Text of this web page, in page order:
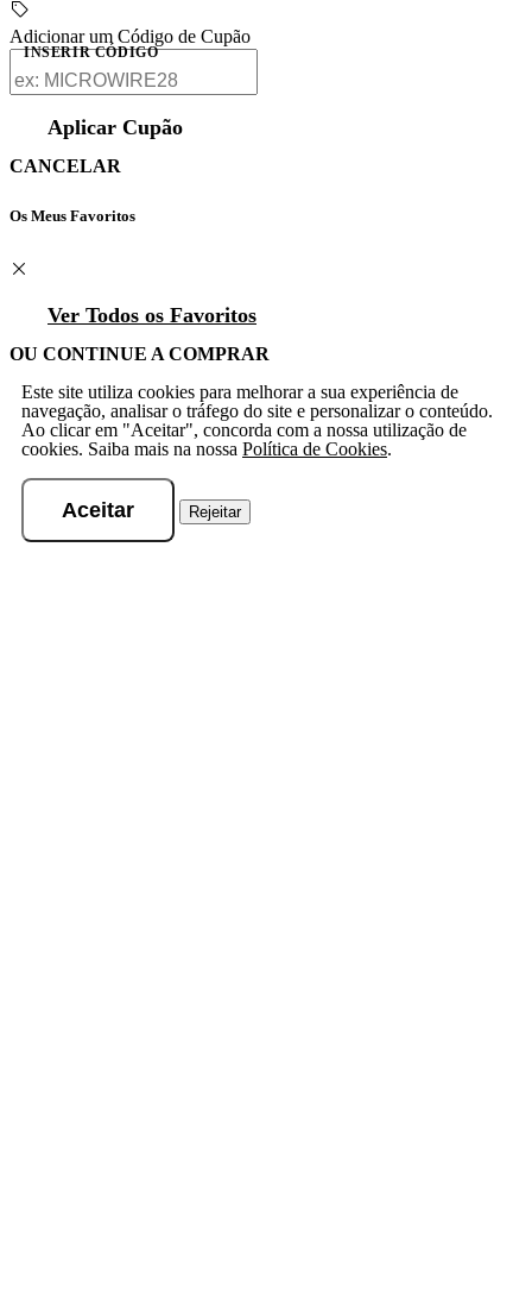
Adicionar um Código de Cupão
INSERIR CÓDIGO
Aplicar Cupão
CANCELAR
Os Meus Favoritos
Ver Todos os Favoritos
OU CONTINUE A COMPRAR
Este site utiliza cookies para melhorar a sua experiência de
navegação, analisar o tráfego do site e personalizar o conteúdo.
Ao clicar em "Aceitar", concorda com a nossa utilização de
cookies. Saiba mais na nossa Política de Cookies.
Aceitar Rejeitar